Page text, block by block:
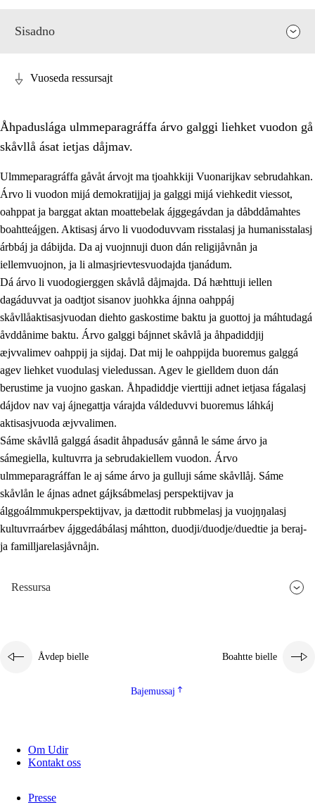
Sisadno
1. Åhpadusá árvvovuodo
1.1 Almasjárvvo
1.2 Identitiehtta ja kultuvralasj moattevuohta
1.3 Lájttális ájádallam ja estetihkalasj diedulasjvuohta
1.4 Dahkamávvo, berustibme ja diehtemvájnogisvuohta
1.5 Vieledus luonnduj ja birásdiedulasjvuohta
1.6 Demokratijja ja oassálasstem
Vuoseda ressursajt
Åhpaduslága ulmmeparagráffa árvo galggi liehket vuodon gå
skåvllå ásat ietjas dåjmav.
Ulmmeparagráffa gåvåt árvojt ma tjoahkkiji Vuonarijkav sebrudahkan.
Árvo li vuodon mijá demokratijjaj ja galggi mijá viehkedit viessot,
oahppat ja barggat aktan moattebelak ájggegávdan ja dåbddåmahtes
boahtteájgen. Aktisasj árvo li vuododuvvam risstalasj ja humanisstalasj
árbbáj ja dábijda. Da aj vuojnnuji duon dán religijåvnån ja
iellemvuojnon, ja li almasjrievtesvuodajda tjanádum.
Dá árvo li vuodogierggen skåvlå dåjmajda. Dá hæhttuji iellen
dagáduvvat ja oadtjot sisanov juohkka ájnna oahppáj
skåvllåaktisasjvuodan diehto gaskostime baktu ja guottoj ja máhtudagá
åvddånime baktu. Árvo galggi bájnnet skåvlå ja åhpadiddjij
æjvvalimev oahppij ja sijdaj. Dat mij le oahppijda buoremus galggá
agev liehket vuodulasj vieledussan. Agev le gielldem duon dán
berustime ja vuojno gaskan. Åhpadiddje vierttiji adnet ietjasa fágalasj
dájdov nav vaj ájnegattja várajda váldeduvvi buoremus láhkáj
aktisasjvuoda æjvvalimen.
Sáme skåvllå galggá ásadit åhpadusáv gånnå le sáme árvo ja
sámegiella, kultuvrra ja sebrudakiellem vuodon. Árvo
ulmmeparagráffan le aj sáme árvo ja gulluji sáme skåvllåj. Sáme
skåvlån le ájnas adnet gájksábmelasj perspektijvav ja
álggoálmmukperspektijvav, ja dættodit rubbmelasj ja vuojŋŋalasj
kultuvrraárbev ájggedábálasj máhtton, duodji/duodje/duedtie ja beraj-
ja familljarelasjåvnåjn.
Ressursa
Åvdep bielle Boahtte bielle
Bajemussaj
Om Udir
Kontakt oss
Presse